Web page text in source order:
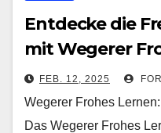
Entdecke die
mit Wegerer
FEB. 12, 2025
Wegerer Frohes
Das Wegerer Frohes